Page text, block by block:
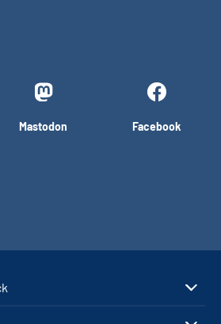
Mastodon Facebook